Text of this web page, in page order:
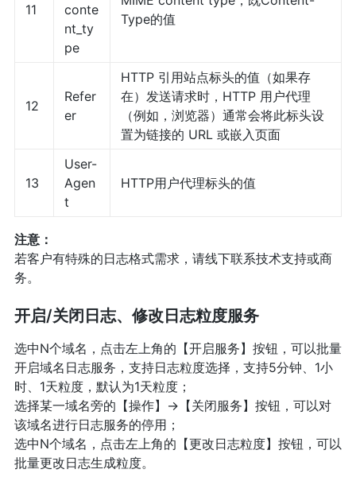
11
conte
nt_ty
pe
Type的值
12
Refer
er
HTTP 引用站点标头的值（如果存
在）发送请求时，HTTP 用户代理
（例如，浏览器）通常会将此标头设
置为链接的 URL 或嵌入页面
13
User-
Agen
t
HTTP用户代理标头的值
注意：
若客户有特殊的日志格式需求，请线下联系技术支持或商
务。
开启/关闭日志、修改日志粒度服务
选中N个域名，点击左上角的【开启服务】按钮，可以批量
开启域名日志服务，支持日志粒度选择，支持5分钟、1小
时、1天粒度，默认为1天粒度；
选择某一域名旁的【操作】→【关闭服务】按钮，可以对
该域名进行日志服务的停用；
选中N个域名，点击左上角的【更改日志粒度】按钮，可以
批量更改日志生成粒度。